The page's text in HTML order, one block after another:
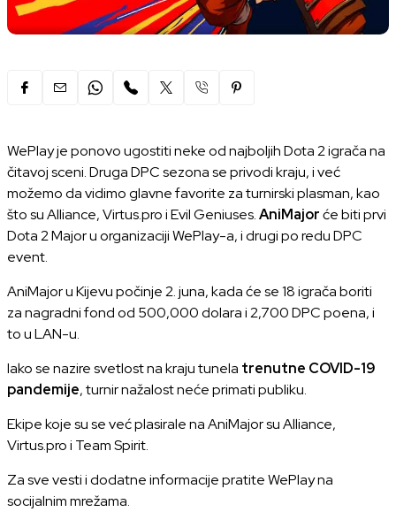
WePlay je ponovo ugostiti neke od najboljih Dota 2 igrača na
čitavoj sceni. Druga DPC sezona se privodi kraju, i već
možemo da vidimo glavne favorite za turnirski plasman, kao
što su Alliance, Virtus.pro i Evil Geniuses.AniMajorće biti prvi
Dota 2 Major u organizaciji WePlay-a, i drugi po redu DPC
event.
AniMajor u Kijevu počinje 2. juna, kada će se 18 igrača boriti
za nagradni fond od 500,000 dolara i 2,700 DPC poena, i
to u LAN-u.
Iako se nazire svetlost na kraju tunela trenutne COVID-19
pandemije, turnir nažalost neće primati publiku.
Ekipe koje su se već plasirale na AniMajor su Alliance,
Virtus.pro i Team Spirit.
Za sve vesti i dodatne informacije pratite WePlay na
socijalnim mrežama.